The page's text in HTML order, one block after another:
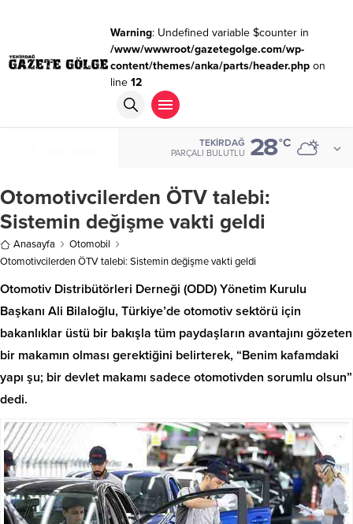
Warning: Undefined variable $counter in
/www/wwwroot/gazetegolge.com/wp-
content/themes/anka/parts/header.phpon
line 12
TEKIRDAĞ
PARÇALI BULUTLU 28°C
Otomotivcilerden ÖTV talebi:
Sistemin değişme vakti geldi
Anasayfa
Otomobil
Otomotivcilerden ÖTV talebi: Sistemin değişme vakti geldi
Otomotiv Distribütörleri Derneği (ODD) Yönetim Kurulu
Başkanı Ali Bilaloğlu, Türkiye’de otomotiv sektörü için
bakanlıklar üstü bir bakışla tüm paydaşların avantajını gözeten
bir makamın olması gerektiğini belirterek, “Benim kafamdaki
yapı şu; bir devlet makamı sadece otomotivden sorumlu olsun”
dedi.